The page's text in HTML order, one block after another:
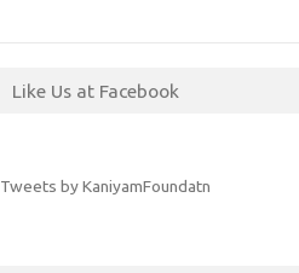
Like Us at Facebook
Tweets by KaniyamFoundatn